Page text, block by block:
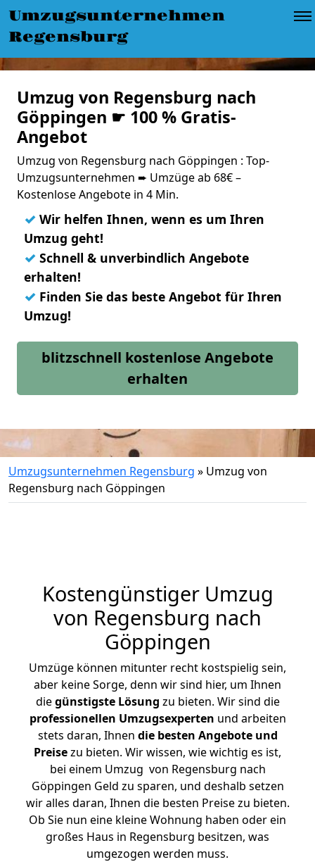
Umzugsunternehmen
Regensburg
Umzug von Regensburg nach
Göppingen ☛ 100 % Gratis-
Angebot
Umzug von Regensburg nach Göppingen : Top-
Umzugsunternehmen ➨ Umzüge ab 68€ –
Kostenlose Angebote in 4 Min.
✓ Wir helfen Ihnen, wenn es um Ihren
Umzug geht!
✓ Schnell & unverbindlich Angebote
erhalten!
✓ Finden Sie das beste Angebot für Ihren
Umzug!
blitzschnell kostenlose Angebote
erhalten
Umzugsunternehmen Regensburg » Umzug von
Regensburg nach Göppingen
Kostengünstiger Umzug
von Regensburg nach
Göppingen
Umzüge können mitunter recht kostspielig sein,
aber keine Sorge, denn wir sind hier, um Ihnen
diegünstigste Lösung zu bieten. Wir sind die
professionellen Umzugsexperten und arbeiten
stets daran, Ihnen die besten Angebote und
Preisezu bieten. Wir wissen, wie wichtig es ist,
bei einem Umzug von Regensburg nach
Göppingen Geld zu sparen, und deshalb setzen
wir alles daran, Ihnen die besten Preise zu bieten.
Ob Sie nun eine kleine Wohnung haben oder ein
großes Haus in Regensburg besitzen, was
umgezogen werden muss.